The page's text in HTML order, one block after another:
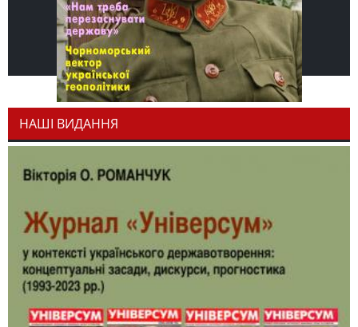
НАШІ ВИДАННЯ